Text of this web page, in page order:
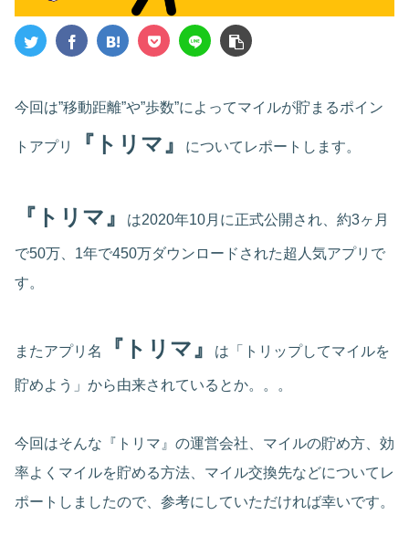
今回は”移動距離”や”歩数”によってマイルが貯まるポイン
トアプリ 『トリマ』 についてレポートします。
『トリマ』 は2020年10月に正式公開され、約3ヶ月
で50万、1年で450万ダウンロードされた超人気アプリで
す。
またアプリ名 『トリマ』 は「トリップしてマイルを
貯めよう」から由来されているとか。。。
今回はそんな『トリマ』の運営会社、マイルの貯め方、効
率よくマイルを貯める方法、マイル交換先などについてレ
ポートしましたので、参考にしていただければ幸いです。